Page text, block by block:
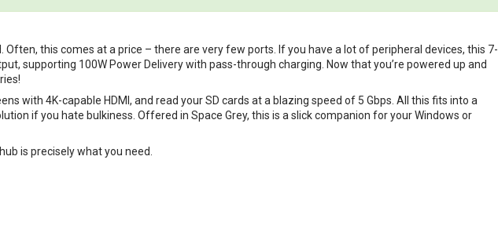
this comes at a price – there are very few ports. If you have a lot of peripheral devices, this 7-
supporting 100W Power Delivery with pass-through charging. Now that you’re powered up and
with 4K-capable HDMI, and read your SD cards at a blazing speed of 5 Gbps. All this fits into a
if you hate bulkiness. Offered in Space Grey, this is a slick companion for your Windows or
is precisely what you need.